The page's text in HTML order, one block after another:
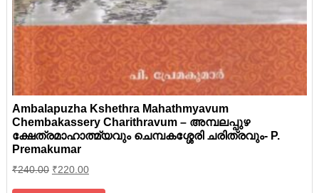
Ambalapuzha Kshethra Mahathmyavum
Chembakassery Charithravum – അമ്പലപ്പുഴ
ക്ഷേത്രമാഹാത്മ്യവും ചെമ്പകശ്ശേരി ചരിത്രവും- P.
Premakumar
₹240.00 ₹220.00